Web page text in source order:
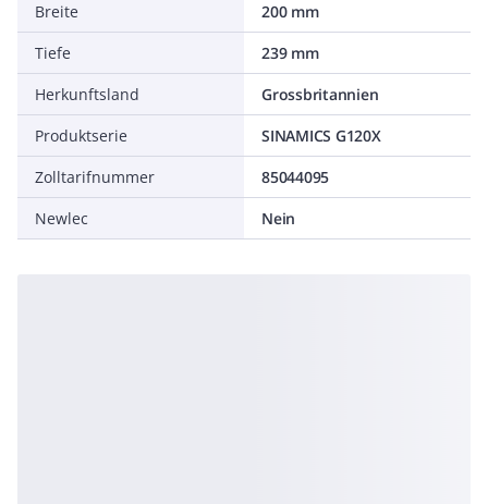
Breite
200 mm
Tiefe
239 mm
Herkunftsland
Grossbritannien
Produktserie
SINAMICS G120X
Zolltarifnummer
85044095
Newlec
Nein